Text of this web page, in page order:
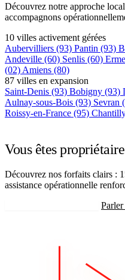
Découvrez notre approche
accompagnons
10 villes activement gérées
Aubervilliers (93) Pantin (93)
Andeville (60) Senlis (60)
(02) Amiens (80)
87 villes en expansion
Saint-Denis (93) Bobigny (93)
Aulnay-sous-Bois (93) Sevran
Roissy-en-France (95)
Vous êtes
Découvrez nos forfaits clairs :
assistance opérationnelle